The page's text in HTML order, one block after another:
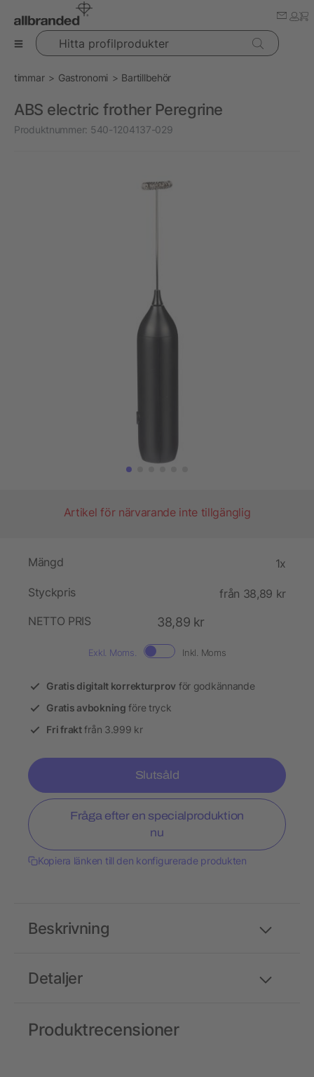
Hitta profilprodukter
timmar Gastronomi Bartillbehör
ABS electric frother Peregrine
Produktnummer: 540-1204137-029
Artikel för närvarande inte tillgänglig
Mängd 1x
Styckpris
från 38,89 kr
NETTO PRIS
38,89 kr
Exkl. Moms. Inkl. Moms
Gratis digitalt korrekturprov för godkännande
Gratis avbokning före tryck
Fri fraktfrån 3.999 kr
Slutsåld
Fråga efter en specialproduktion
nu
Kopiera länken till den konfigurerade produkten
Detaljer
Beskrivning
Produktrecensioner